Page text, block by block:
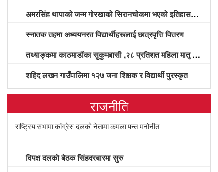
अमरसिंह थापाको जन्म गोरखाको सिरानचोकमा भएको इतिहासविद्हरूको दाबी
स्नातक तहमा अध्ययनरत विद्यार्थीहरूलाई छात्रवृत्ति वितरण
तथ्याङ्कमा काठमाडौंका सुकुमबासी ,२८ प्रतिशत महिला मातृ स्वास्थ्य सेवाको पूर्ण चक्रबाट वञ्चित
शहिद लखन गाउँपालिमा १२७ जना शिक्षक र विद्यार्थी पुरस्कृत
राजनीति
राष्ट्रिय सभामा कांग्रेस दलको नेतामा कमला पन्त मनोनीत
विपक्ष दलको बैठक सिंहदरबारमा सुरु